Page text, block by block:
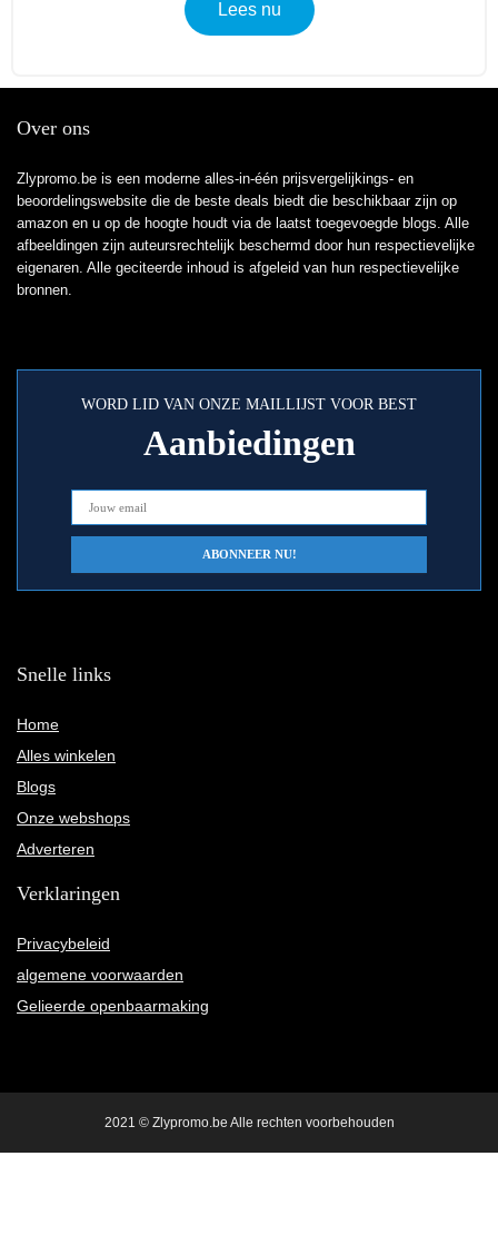
Lees nu
Over ons
Zlypromo.be is een moderne alles-in-één prijsvergelijkings- en
beoordelingswebsite die de beste deals biedt die beschikbaar zijn op
amazon en u op de hoogte houdt via de laatst toegevoegde blogs. Alle
afbeeldingen zijn auteursrechtelijk beschermd door hun respectievelijke
eigenaren. Alle geciteerde inhoud is afgeleid van hun respectievelijke
bronnen.
WORD LID VAN ONZE MAILLIJST VOOR BEST
Aanbiedingen
Snelle links
Home
Alles winkelen
Blogs
Onze webshops
Adverteren
Verklaringen
Privacybeleid
algemene voorwaarden
Gelieerde openbaarmaking
2021 © Zlypromo.be Alle rechten voorbehouden